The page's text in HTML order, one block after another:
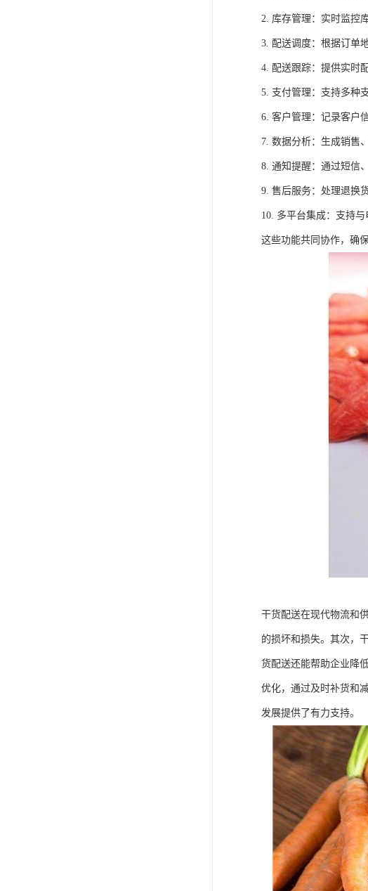
2. 库存管理：实时监控
3. 配送调度：根据订单
4. 配送跟踪：提供实时
5. 支付管理：支持多种
6. 客户管理：记录客户
7. 数据分析：生成销售
8. 通知提醒：通过短信
9. 售后服务：处理退换
10. 多平台集成：支持
这些功能共同协作，确
干货配送在现代物流和
的损坏和损失。其次，
货配送还能帮助企业降
优化，通过及时补货和
发展提供了有力支持。